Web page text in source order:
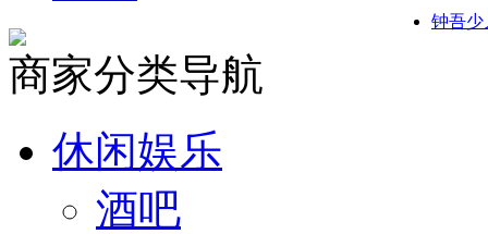
钟吾少
商家分类导航
休闲娱乐
酒吧